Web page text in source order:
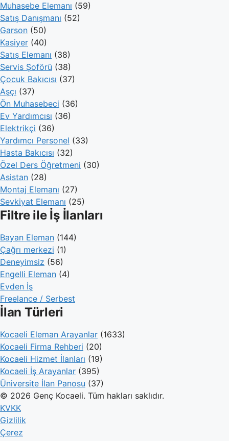
Muhasebe Elemanı (59)
Satış Danışmanı (52)
Garson (50)
Kasiyer (40)
Satış Elemanı (38)
Servis Şoförü (38)
Çocuk Bakıcısı (37)
Aşçı (37)
Ön Muhasebeci (36)
Ev Yardımcısı (36)
Elektrikçi (36)
Yardımcı Personel (33)
Hasta Bakıcısı (32)
Özel Ders Öğretmeni (30)
Asistan (28)
Montaj Elemanı (27)
Sevkiyat Elemanı (25)
Filtre ile İş İlanları
Bayan Eleman (144)
Çağrı merkezi (1)
Deneyimsiz (56)
Engelli Eleman (4)
Evden İş
Freelance / Serbest
İlan Türleri
Kocaeli Eleman Arayanlar (1633)
Kocaeli Firma Rehberi (20)
Kocaeli Hizmet İlanları (19)
Kocaeli İş Arayanlar (395)
Üniversite İlan Panosu (37)
© 2026 Genç Kocaeli. Tüm hakları saklıdır.
KVKK
Gizlilik
Çerez